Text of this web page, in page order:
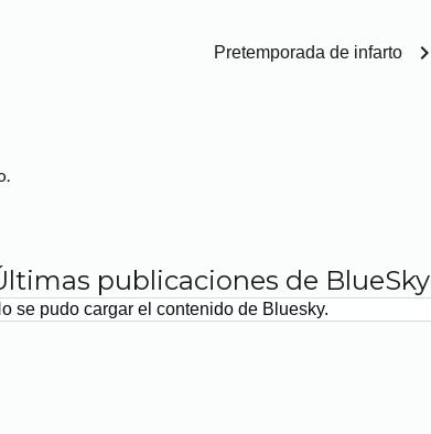
Pretemporada de infarto chevron_right
publicaciones de BlueSky
se pudo cargar el contenido de Bluesky.